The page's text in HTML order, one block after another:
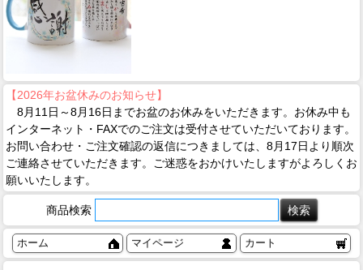
【2026年お盆休みのお知らせ】
8月11日～8月16日までお盆のお休みをいただきます。お休み中も
インターネット・FAXでのご注文は受付させていただいております。
お問い合わせ・ご注文確認の返信につきましては、8月17日より順次
ご連絡させていただきます。ご迷惑をおかけいたしますがよろしくお
願いいたします。
商品検索
ホーム マイページ カート